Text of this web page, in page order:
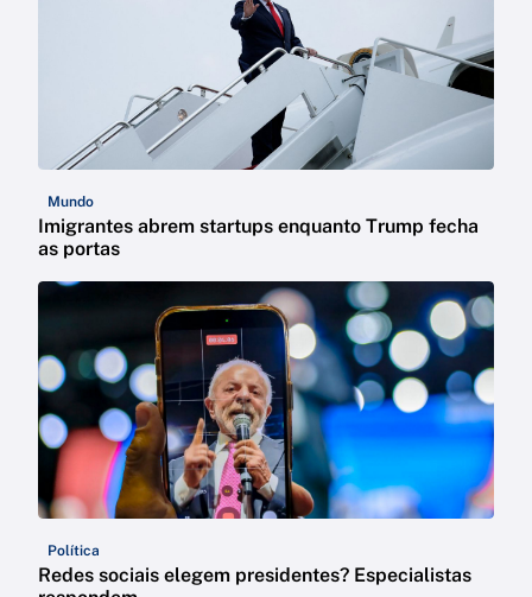
Mundo
Imigrantes abrem startups enquanto Trump fecha
as portas
Política
Redes sociais elegem presidentes? Especialistas